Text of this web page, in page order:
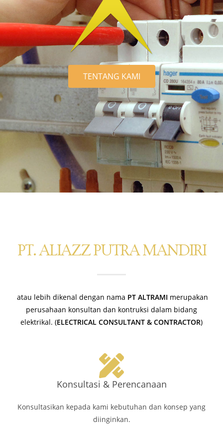
TENTANG KAMI
PT. ALIAZZ PUTRA MANDIRI
atau lebih dikenal dengan nama PT ALTRAMI merupakan
perusahaan konsultan dan kontruksi dalam bidang
elektrikal. (ELECTRICAL CONSULTANT & CONTRACTOR)
Konsultasi & Perencanaan
Konsultasikan kepada kami kebutuhan dan konsep yang
diinginkan.